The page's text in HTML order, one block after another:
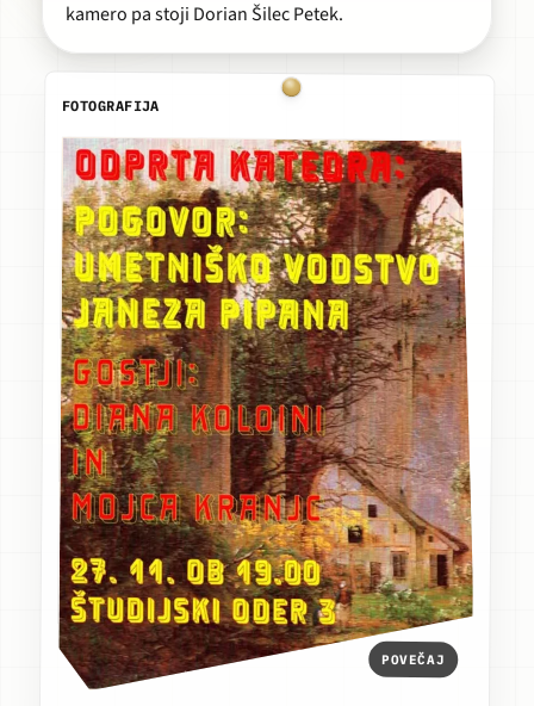
kamero pa stoji Dorian Šilec Petek.
FOTOGRAFIJA
POVEČAJ